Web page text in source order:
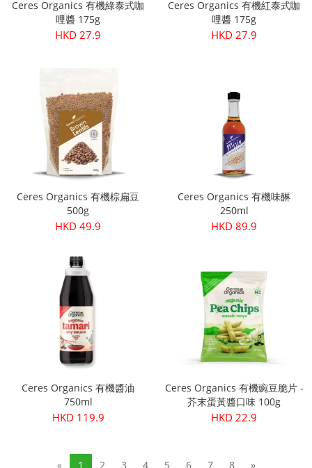
Ceres Organics 有機綠泰式咖
哩醬 175g
HKD 27.9
Ceres Organics 有機紅泰式咖
哩醬 175g
HKD 27.9
Ceres Organics 有機棕扁豆
500g
HKD 49.9
Ceres Organics 有機味醂
250ml
HKD 89.9
Ceres Organics 有機醬油
750ml
HKD 119.9
Ceres Organics 有機豌豆脆片 -
芥末蛋黃醬口味 100g
HKD 22.9
« 1 2 3 4 5 6 7 8 »